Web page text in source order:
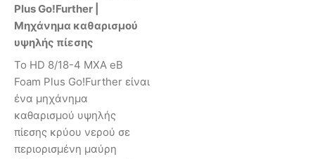
Plus Go!Further |
Μηχάνημα καθαρισμού
υψηλής πίεσης
Το HD 8/18-4 MXA eB
Foam Plus Go!Further είναι
ένα μηχάνημα
καθαρισμού υψηλής
πίεσης κρύου νερού σε
περιορισμένη μαύρη